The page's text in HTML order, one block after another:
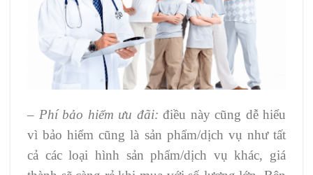
– Phí bảo hiểm ưu đãi: điều này cũng dễ hiểu
vì bảo hiểm cũng là sản phẩm/dịch vụ như tất
cả các loại hình sản phẩm/dịch vụ khác, giá